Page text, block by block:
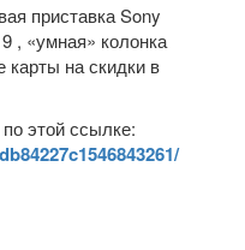
приставка Sony
, «умная» колонка
на скидки в
этой ссылке: